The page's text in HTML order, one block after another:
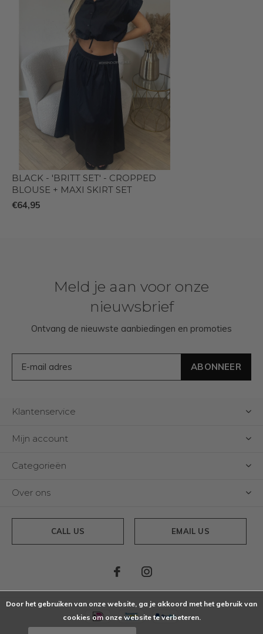
BLACK - 'BRITT SET' - CROPPED
BLOUSE + MAXI SKIRT SET
€64,95
Meld je aan voor onze
nieuwsbrief
Ontvang de nieuwste aanbiedingen en promoties
ABONNEER
Klantenservice
Mijn account
Categorieën
Over ons
CALL US EMAIL US
Door het gebruiken van onze website, ga je akkoord met het gebruik van
cookies om onze website te verbeteren.